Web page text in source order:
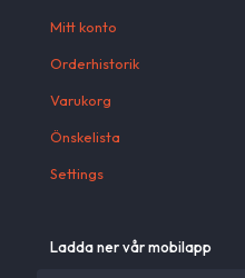
Mitt konto
Orderhistorik
Varukorg
Önskelista
Settings
Ladda ner vår mobilapp